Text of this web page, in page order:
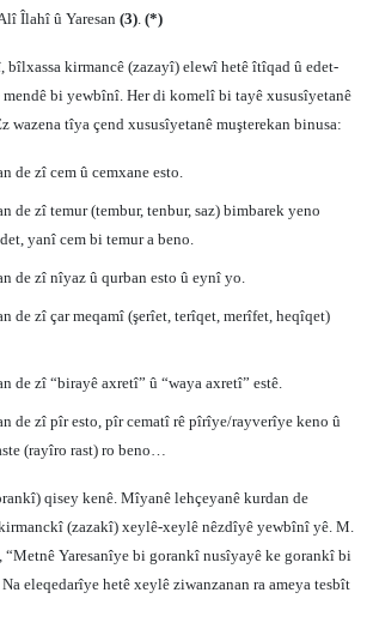
Îlahî û Yaresan (3). (*)
bîlxassa kirmancê (zazayî) elewî hetê îtîqad û edet-
bi yewbînî. Her di komelî bi tayê xususîyetanê
wazena tîya çend xususîyetanê muşterekan binusa:
de zî cem û cemxane esto.
de zî temur (tembur, tenbur, saz) bimbarek yeno
yanî cem bi temur a beno.
de zî nîyaz û qurban esto û eynî yo.
de zî çar meqamî (şerîet, terîqet, merîfet, heqîqet)
de zî “birayê axretî” û “waya axretî” estê.
de zî pîr esto, pîr cematî rê pîrîye/rayverîye keno û
(rayîro rast) ro beno…
qisey kenê. Mîyanê lehçeyanê kurdan de
(zazakî) xeylê-xeylê nêzdîyê yewbînî yê. M.
“Metnê Yaresanîye bi gorankî nusîyayê ke gorankî bi
Na eleqedarîye hetê xeylê ziwanzanan ra ameya tesbît